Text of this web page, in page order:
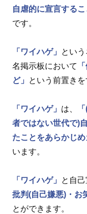
自虐的に宣言するこ
です。
「ワイハゲ」
とい
名掲示板において
ど」
という前置き
「ワイハゲ」 は、
者ではない世代で)
たことをあらかじめ
います。
「ワイハゲ」 と自
批判(自己嫌悪)・お
とができます。